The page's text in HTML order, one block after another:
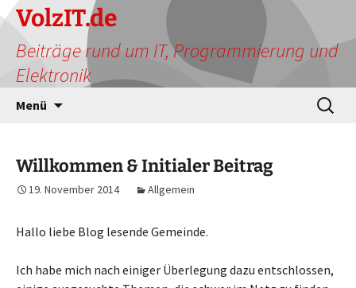
Zum
Inhalt
springen
VolzIT.de
Beiträge rund um IT, Programmierung und
Elektronik
Menü
Suchen
nach:
Willkommen & Initialer Beitrag
19. November 2014 Allgemein
Hallo liebe Blog lesende Gemeinde.
Ich habe mich nach einiger Überlegung dazu entschlossen,